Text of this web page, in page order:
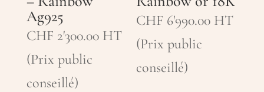
Ag925
CHF 2'300.00 HT
(Prix public
conseillé)
CHF 6'990.00 HT
(Prix public
conseillé)